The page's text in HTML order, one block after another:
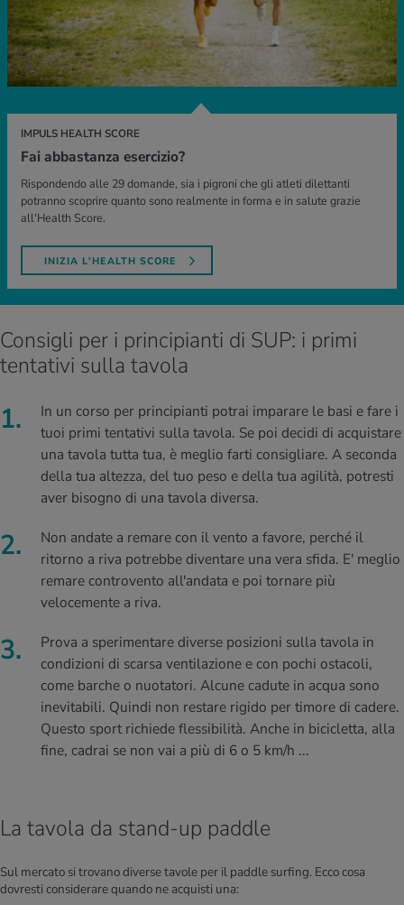
IMPULS HEALTH SCORE
Fai abbastanza esercizio?
Rispondendo alle 29 domande, sia i pigroni che gli atleti dilettanti
potranno scoprire quanto sono realmente in forma e in salute grazie
all'Health Score.
INIZIA L'HEALTH SCORE
Consigli per i principianti di SUP: i primi
tentativi sulla tavola
In un corso per principianti potrai imparare le basi e fare i
tuoi primi tentativi sulla tavola. Se poi decidi di acquistare
una tavola tutta tua, è meglio farti consigliare. A seconda
della tua altezza, del tuo peso e della tua agilità, potresti
aver bisogno di una tavola diversa.
Non andate a remare con il vento a favore, perché il
ritorno a riva potrebbe diventare una vera sfida. E' meglio
remare controvento all'andata e poi tornare più
velocemente a riva.
Prova a sperimentare diverse posizioni sulla tavola in
condizioni di scarsa ventilazione e con pochi ostacoli,
come barche o nuotatori. Alcune cadute in acqua sono
inevitabili. Quindi non restare rigido per timore di cadere.
Questo sport richiede flessibilità. Anche in bicicletta, alla
fine, cadrai se non vai a più di 6 o 5 km/h ...
La tavola da stand-up paddle
Sul mercato si trovano diverse tavole per il paddle surfing. Ecco cosa
dovresti considerare quando ne acquisti una: